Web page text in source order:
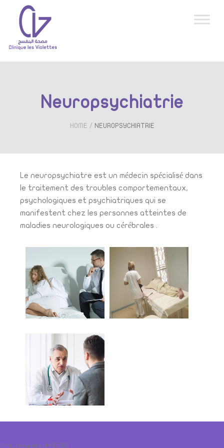
Neuropsychiatrie
HOME / NEUROPSYCHIATRIE
Le neuropsychiatre est un médecin spécialisé dans
le traitement des troubles comportementaux,
psychologiques et psychiatriques qui se
manifestent chez les personnes atteintes de
maladies neurologiques ou cérébrales .
[hfe_template id='5072']